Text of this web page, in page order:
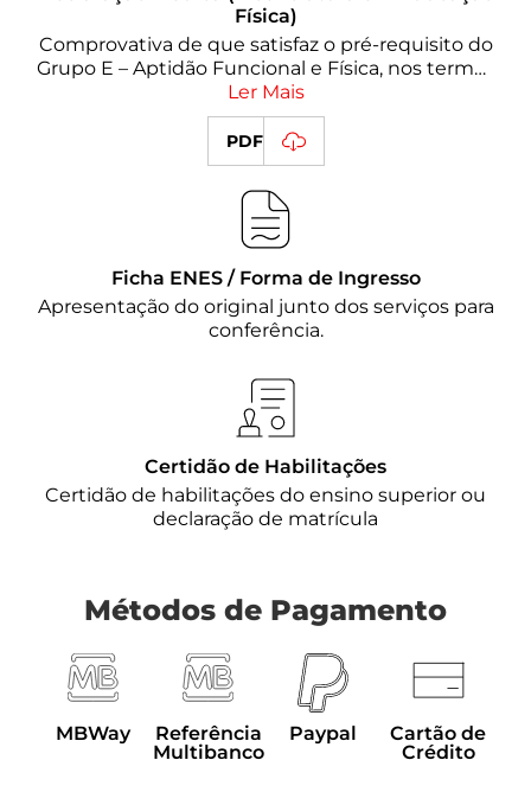
Física)
Comprovativa de que satisfaz o pré-requisito do
Grupo E – Aptidão Funcional e Física, nos termos
da Deliberação n.º 454/2026, de 10 de abril
(obrigatória no ato de matrícula).
Ler Mais
PDF
Ficha ENES / Forma de Ingresso
Apresentação do original junto dos serviços para
conferência.
Certidão de Habilitações
Certidão de habilitações do ensino superior ou
declaração de matrícula
Métodos de Pagamento
MBWay
Referência
Multibanco
Paypal
Cartão de
Crédito